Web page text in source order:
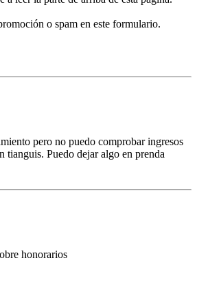
o spam en este formulario.
pero no puedo comprobar ingresos
tianguis. Puedo dejar algo en prenda
honorarios